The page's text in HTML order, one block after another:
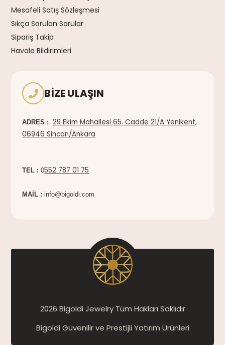
Mesafeli Satış Sözleşmesi
Sıkça Sorulan Sorular
Sipariş Takip
Havale Bildirimleri
BIZE ULAŞIN
ADRES :
29 Ekim Mahallesi 65. Cadde 21/A Yenikent,
06946 Sincan/Ankara
TEL : 0552 787 01 75
MAİL :info@bigoldi.com
2026 Bigoldi Jewelry Tüm Hakları Saklıdır
Bigoldi Güvenilir ve Prestijli Yatırım Ürünleri